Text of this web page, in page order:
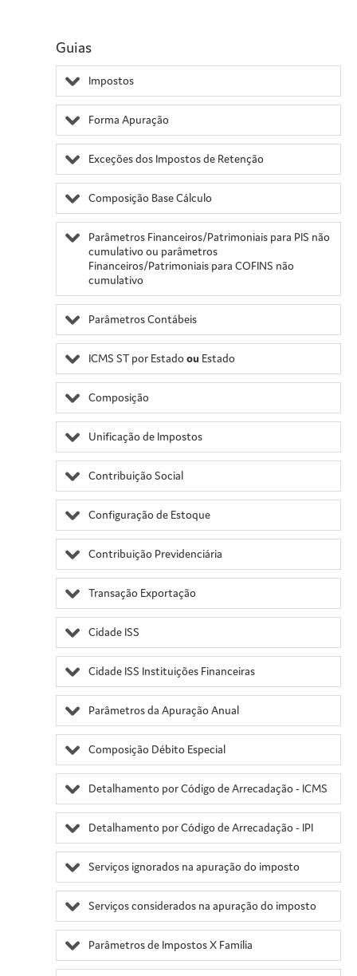
Guias
Impostos
Forma Apuração
Exceções dos Impostos de Retenção
Composição Base Cálculo
Parâmetros Financeiros/Patrimoniais para PIS não
cumulativo ou parâmetros
Financeiros/Patrimoniais para COFINS não
cumulativo
Parâmetros Contábeis
ICMS ST por Estadoou Estado
Composição
Unificação de Impostos
Contribuição Social
Configuração de Estoque
Contribuição Previdenciária
Transação Exportação
Cidade ISS
Cidade ISS Instituições Financeiras
Parâmetros da Apuração Anual
Composição Débito Especial
Detalhamento por Código de Arrecadação - ICMS
Detalhamento por Código de Arrecadação - IPI
Serviços ignorados na apuração do imposto
Serviços considerados na apuração do imposto
Parâmetros de Impostos X Família